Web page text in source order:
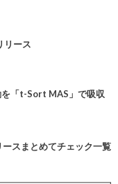
リース
を「t-Sort MAS」で吸収
ースまとめてチェック一覧